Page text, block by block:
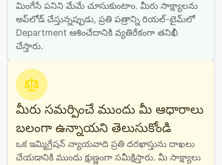
మింగేసే పనిని మేమే చూసుకుంటాం. మీరు సాక్ష్యాలను
అప్‌లోడ్ చేస్తున్నప్పుడు, ప్రతి పత్రాన్ని రియల్-టైమ్‌లో
Department ఆశించేదానికి వ్యతిరేకంగా తనిఖీ
చేస్తారు.
మీరు సమర్పించే ముందు మీ ఆధారాలు
బలంగా ఉన్నాయని తెలుసుకోండి
ఒక ఇమ్మిగ్రేషన్ న్యాయవాది ప్రతి దరఖాస్తును దాఖలు
చేయడానికి ముందు క్షుణ్ణంగా సమీక్షిస్తారు. మీ సాక్ష్యాలు